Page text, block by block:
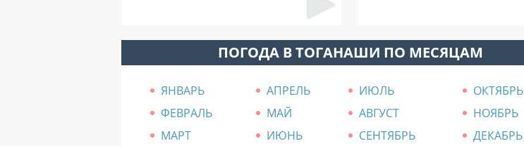
ПОГОДА В ТОГАНАШИ ПО МЕСЯЦАМ
ЯНВАРЬ АПРЕЛЬ ИЮЛЬ
ОКТЯБРЬ
ФЕВРАЛЬ
МАЙ АВГУСТ
НОЯБРЬ
МАРТ
ИЮНЬ СЕНТЯБРЬ ДЕКАБРЬ